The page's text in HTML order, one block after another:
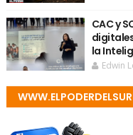
CAC y
la
Edwin